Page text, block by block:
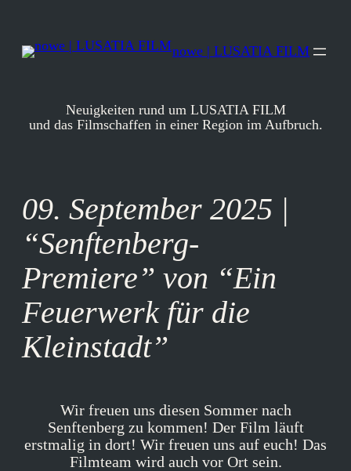
springen
nowe | LUSATIA FILM
Neuigkeiten rund um LUSATIA FILM
und das Filmschaffen in einer Region im Aufbruch.
09. September 2025 |
“Senftenberg-
Premiere” von “Ein
Feuerwerk für die
Kleinstadt”
Wir freuen uns diesen Sommer nach
Senftenberg zu kommen! Der Film läuft
erstmalig in dort! Wir freuen uns auf euch! Das
Filmteam wird auch vor Ort sein.